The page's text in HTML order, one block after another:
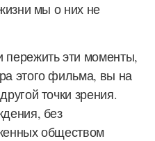
мы о них не
эти моменты,
этого фильма, вы на
точки зрения.
без
обществом